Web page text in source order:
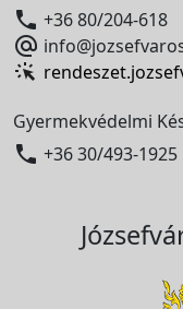
 +36 80/204-618

Gyermekvédelmi
 +36 30/493-1925